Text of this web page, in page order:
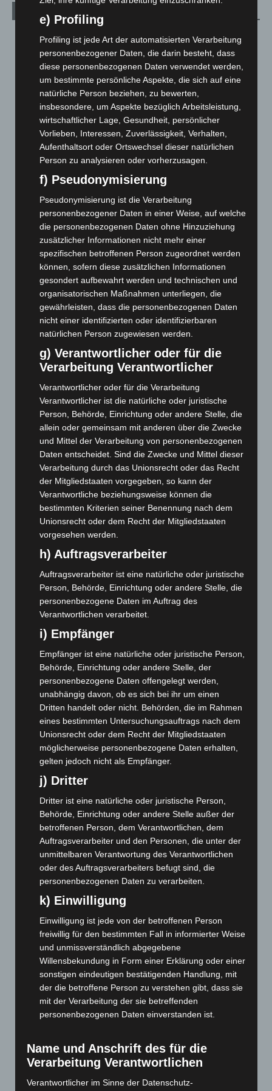
August 2026 (12)
Juli 2026(73)
Juni 2026
(139)
Mai 2026(99)
April 2026(99)
März 2026(115)
Februar 2026(109)
Januar 2026 (122)
Dezember 2025(103)
November 2025(114)
Oktober 2025(112)
September 2025 (93)
August 2025(90)
(90)
Juni 2025(103)
Mai 2025(112)
April 2025(88)
März 2025(111)
Februar 2025(96)
Januar 2025(88)
Dezember 2024(89)
November 2024(94)
Oktober 2024(93)
September 2024(112)
August 2024 (107)
Juli 2024(89)
Juni 2024(107)
Mai 2024(149)
April 2024 (102)
Februar 2024(103)
Januar 2024(111)
November 2023(130)
Oktober 2023(114)
September 2023(133)
August 2023(134)
Juli 2023(118)
Juni 2023(142)
Mai 2023(139)
April 2023(155)
März 2023(174)
Februar 2023(154)
Januar 2023
(140)
Dezember 2022(130)
November 2022(167)
Oktober 2022(166)
September 2022(205)
Juli 2022(133)
Juni 2022 (167)
(177)
April 2022(198)
März 2022(221)
Januar 2022
(190)
Dezember 2021 (204)
November 2021(215)
e) Profiling
Profiling ist jede Art der automatisierten Verarbeitung
personenbezogener Daten, die darin besteht, dass
diese personenbezogenen Daten verwendet werden,
um bestimmte persönliche Aspekte, die sich auf eine
natürliche Person beziehen, zu bewerten,
insbesondere, um Aspekte bezüglich Arbeitsleistung,
wirtschaftlicher Lage, Gesundheit, persönlicher
Vorlieben, Interessen, Zuverlässigkeit, Verhalten,
Aufenthaltsort oder Ortswechsel dieser natürlichen
Person zu analysieren oder vorherzusagen.
f) Pseudonymisierung
Pseudonymisierung ist die Verarbeitung
personenbezogener Daten in einer Weise, auf welche
die personenbezogenen Daten ohne Hinzuziehung
zusätzlicher Informationen nicht mehr einer
spezifischen betroffenen Person zugeordnet werden
können, sofern diese zusätzlichen Informationen
gesondert aufbewahrt werden und technischen und
organisatorischen Maßnahmen unterliegen, die
gewährleisten, dass die personenbezogenen Daten
nicht einer identifizierten oder identifizierbaren
natürlichen Person zugewiesen werden.
g) Verantwortlicher oder für die
Verarbeitung Verantwortlicher
Verantwortlicher oder für die Verarbeitung
Verantwortlicher ist die natürliche oder juristische
Person, Behörde, Einrichtung oder andere Stelle, die
allein oder gemeinsam mit anderen über die Zwecke
und Mittel der Verarbeitung von personenbezogenen
Daten entscheidet. Sind die Zwecke und Mittel dieser
Verarbeitung durch das Unionsrecht oder das Recht
der Mitgliedstaaten vorgegeben, so kann der
Verantwortliche beziehungsweise können die
bestimmten Kriterien seiner Benennung nach dem
Unionsrecht oder dem Recht der Mitgliedstaaten
vorgesehen werden.
h) Auftragsverarbeiter
Auftragsverarbeiter ist eine natürliche oder juristische
Person, Behörde, Einrichtung oder andere Stelle, die
personenbezogene Daten im Auftrag des
Verantwortlichen verarbeitet.
i) Empfänger
Empfänger ist eine natürliche oder juristische Person,
Behörde, Einrichtung oder andere Stelle, der
personenbezogene Daten offengelegt werden,
unabhängig davon, ob es sich bei ihr um einen
Dritten handelt oder nicht. Behörden, die im Rahmen
eines bestimmten Untersuchungsauftrags nach dem
Unionsrecht oder dem Recht der Mitgliedstaaten
möglicherweise personenbezogene Daten erhalten,
gelten jedoch nicht als Empfänger.
j) Dritter
Dritter ist eine natürliche oder juristische Person,
Behörde, Einrichtung oder andere Stelle außer der
betroffenen Person, dem Verantwortlichen, dem
Auftragsverarbeiter und den Personen, die unter der
unmittelbaren Verantwortung des Verantwortlichen
oder des Auftragsverarbeiters befugt sind, die
personenbezogenen Daten zu verarbeiten.
k) Einwilligung
Einwilligung ist jede von der betroffenen Person
freiwillig für den bestimmten Fall in informierter Weise
und unmissverständlich abgegebene
Willensbekundung in Form einer Erklärung oder einer
sonstigen eindeutigen bestätigenden Handlung, mit
der die betroffene Person zu verstehen gibt, dass sie
mit der Verarbeitung der sie betreffenden
personenbezogenen Daten einverstanden ist.
Name und Anschrift des für die
Verarbeitung Verantwortlichen
Verantwortlicher im Sinne der Datenschutz-